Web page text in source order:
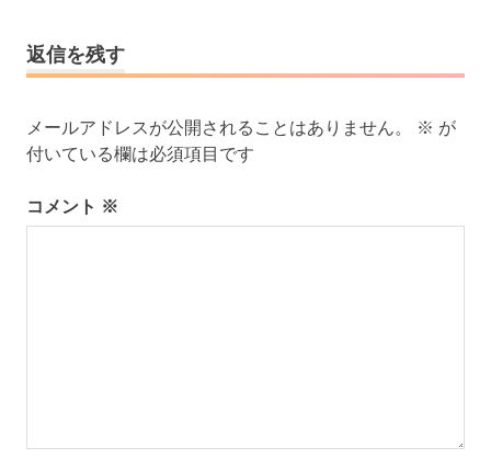
シ
ョ
返信を残す
メールアドレスが公開されることはありません。 ※ が
付いている欄は必須項目です
コメント ※